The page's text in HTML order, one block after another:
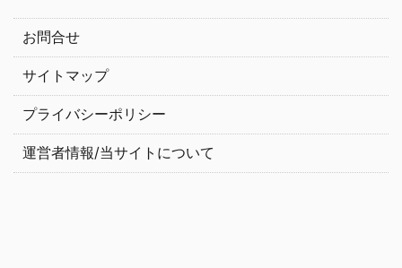
お問合せ
サイトマップ
プライバシーポリシー
運営者情報/当サイトについて